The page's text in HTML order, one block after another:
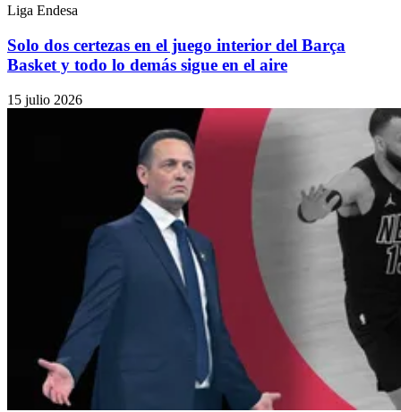
Liga Endesa
Solo dos certezas en el juego interior del Barça
Basket y todo lo demás sigue en el aire
15 julio 2026